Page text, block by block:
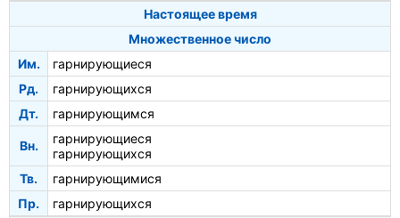
Настоящее время
Множественное число
Им.
гарнирующиеся
Рд.
гарнирующихся
Дт.
гарнирующимся
Вн.
гарнирующиеся
гарнирующихся
Тв.
гарнирующимися
Пр.
гарнирующихся